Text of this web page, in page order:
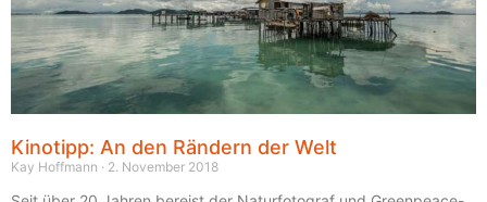
Kinotipp: An den Rändern der Welt
Kay Hoffmann 2. November 2018